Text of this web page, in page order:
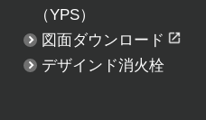
（YPS）
図面ダウンロード
デザインド消火栓